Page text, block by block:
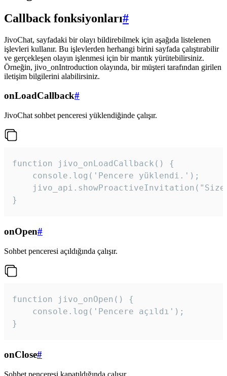
Callback fonksiyonları#
JivoChat, sayfadaki bir olayı bildirebilmek için aşağıda listelenen
işlevleri kullanır. Bu işlevlerden herhangi birini sayfada çalıştırabilir
ve gerçekleşen olayın işlenmesi için bir mantık yürütebilirsiniz.
Örneğin, jivo_onIntroduction olayında, bir müşteri tarafından girilen
iletişim bilgilerini alabilirsiniz.
onLoadCallback#
JivoChat sohbet penceresi yüklendiğinde çalışır.
function jivo_onLoadCallback() {
    console.log('Pencere yüklendi.');
}
onOpen#
Sohbet penceresi açıldığında çalışır.
function jivo_onOpen() {
    console.log('Pencere açıldı');
}
onClose#
Sohbet penceresi kapatıldığında çalışır.